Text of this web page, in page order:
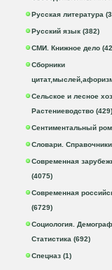
Русская литература
Русский язык (382)
СМИ. Книжное дело
Сборники
Сельское и лесное
Растениеводство (429)
Сентиментальный
Словари.
Современная
(4075)
Современная
(6729)
Социология.
Статистика (692)
Спецназ (1)